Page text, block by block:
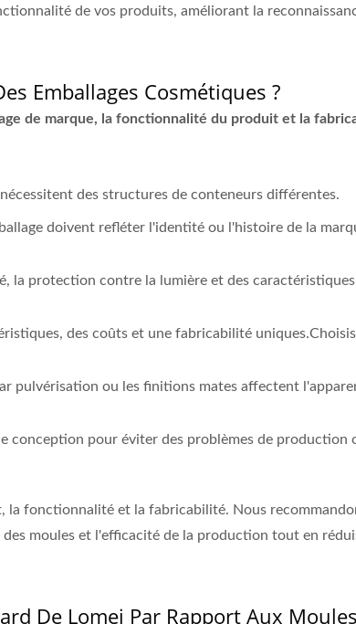
de vos produits, améliorant la
Emballages Cosmétiques ?
de marque, la fonctionnalité du produit et la
des structures de conteneurs différentes.
doivent refléter l'identité ou l'histoire de la
la protection contre la lumière et des
des coûts et une fabricabilité
pulvérisation ou les finitions mates affectent
conception pour éviter des problèmes de production
la fonctionnalité et la fabricabilité. Nous
moules et l'efficacité de la production tout en
De Lomei Par Rapport Aux Moules